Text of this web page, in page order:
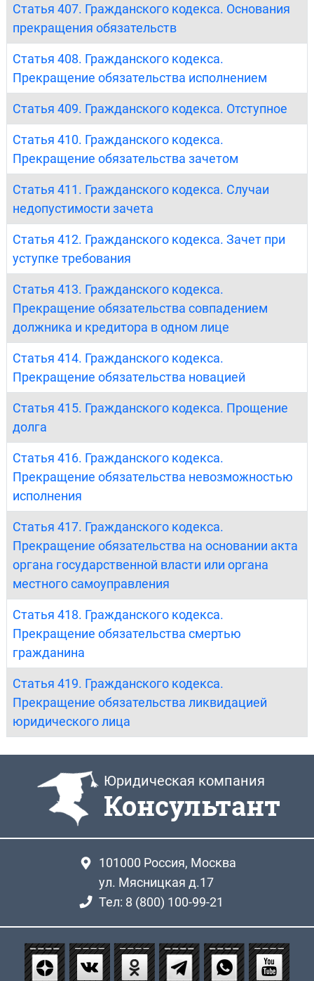
Статья 407. Гражданского кодекса. Основания
прекращения обязательств
Статья 408. Гражданского кодекса.
Прекращение обязательства исполнением
Статья 409. Гражданского кодекса. Отступное
Статья 410. Гражданского кодекса.
Прекращение обязательства зачетом
Статья 411. Гражданского кодекса. Случаи
недопустимости зачета
Статья 412. Гражданского кодекса. Зачет при
уступке требования
Статья 413. Гражданского кодекса.
Прекращение обязательства совпадением
должника и кредитора в одном лице
Статья 414. Гражданского кодекса.
Прекращение обязательства новацией
Статья 415. Гражданского кодекса. Прощение
долга
Статья 416. Гражданского кодекса.
Прекращение обязательства невозможностью
исполнения
Статья 417. Гражданского кодекса.
Прекращение обязательства на основании акта
органа государственной власти или органа
местного самоуправления
Статья 418. Гражданского кодекса.
Прекращение обязательства смертью
гражданина
Статья 419. Гражданского кодекса.
Прекращение обязательства ликвидацией
юридического лица
Юридическая компания
Консультант
101000 Россия, Москва
ул. Мясницкая д.17
Тел: 8 (800) 100-99-21